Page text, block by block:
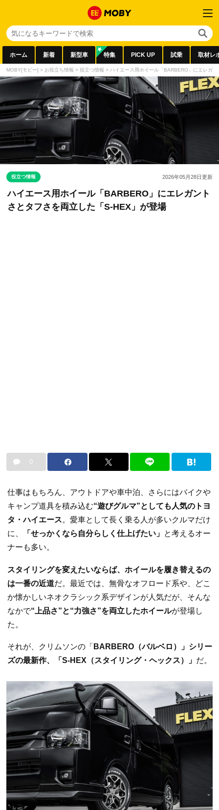
ホーム 新着 新型車 特集 PICK UP 試乗 取材レ
MOBY[モビー] > お役立ち情報 > 役立つ情報 > ハイエース用ホイール「BARBERO」にエレガ
役立つ情報 2026年05月28日更新
ハイエース用ホイール「BARBERO」にエレガント
さとタフさを両立した「S-HEX」が登場
0
仕事はもちろん、アウトドアや車中泊、さらにはバイクや
キャンプ道具を積み込む“遊びグルマ”としても人気のトヨ
タ・ハイエース。愛車として長く乗る人が多いクルマだけ
に、
「せっかくなら自分らしく仕上げたい」 と考えるオー
ナーも多い。
スタイリングを変えたいならば、ホイールを履き替えるの
は一番の近道だ。最近では、無骨なオフロード系や、どこ
か懐かしいネオクラシック系デザインが人気だが、そんな
なかで“上品さ”と“力強さ”を両立したホイールが登場し
た。
それが、クリムソンの「 BARBERO（バルベロ）」シリー
ズの最新作、「S-HEX（スタイリング・ヘックス）」 だ。